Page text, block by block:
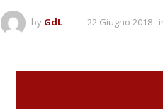
by GdL 22 Giugno 2018